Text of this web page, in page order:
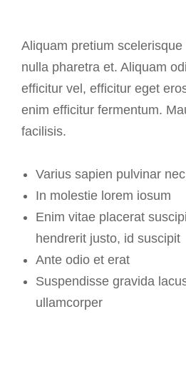
Aliquam pretium
nulla pharetra et. Aliquam
efficitur vel, efficitur eget
enim efficitur fermentum.
facilisis.
Varius sapien pulvinar
In molestie lorem iosum
Enim vitae placerat
hendrerit justo, id suscipit
Ante odio et erat
Suspendisse gravida
ullamcorper